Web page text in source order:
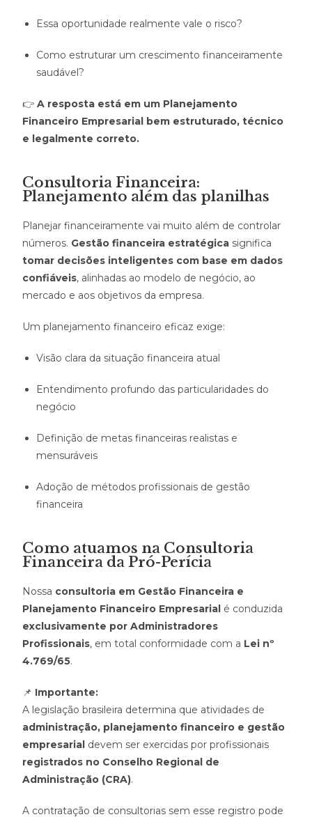
Essa oportunidade realmente vale o risco?
Como estruturar um crescimento financeiramente
saudável?
👉A resposta está em um Planejamento
Financeiro Empresarial bem estruturado, técnico
e legalmente correto.
Consultoria Financeira:
Planejamento além das planilhas
Planejar financeiramente vai muito além de controlar
números. Gestão financeira estratégica significa
tomar decisões inteligentes com base em dados
confiáveis, alinhadas ao modelo de negócio, ao
mercado e aos objetivos da empresa.
Um planejamento financeiro eficaz exige:
Visão clara da situação financeira atual
Entendimento profundo das particularidades do
negócio
Definição de metas financeiras realistas e
mensuráveis
Adoção de métodos profissionais de gestão
financeira
Como atuamos na Consultoria
Financeira da Pró-Perícia
Nossa consultoria em Gestão Financeira e
Planejamento Financeiro Empresarial é conduzida
exclusivamente por Administradores
Profissionais, em total conformidade com a Lei nº
4.769/65.
📌 Importante:
A legislação brasileira determina que atividades de
administração, planejamento financeiro e gestão
empresarial devem ser exercidas por profissionais
registrados no Conselho Regional de
Administração (CRA).
A contratação de consultorias sem esse registro pode